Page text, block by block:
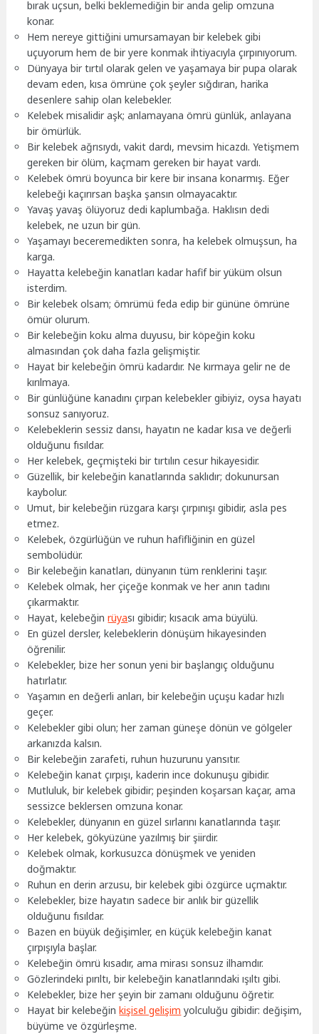
bırak uçsun, belki beklemediğin bir anda gelip omzuna
konar.
Hem nereye gittiğini umursamayan bir kelebek gibi
uçuyorum hem de bir yere konmak ihtiyacıyla çırpınıyorum.
Dünyaya bir tırtıl olarak gelen ve yaşamaya bir pupa olarak
devam eden, kısa ömrüne çok şeyler sığdıran, harika
desenlere sahip olan kelebekler.
Kelebek misalidir aşk; anlamayana ömrü günlük, anlayana
bir ömürlük.
Bir kelebek ağrısıydı, vakit dardı, mevsim hicazdı. Yetişmem
gereken bir ölüm, kaçmam gereken bir hayat vardı.
Kelebek ömrü boyunca bir kere bir insana konarmış. Eğer
kelebeği kaçırırsan başka şansın olmayacaktır.
Yavaş yavaş ölüyoruz dedi kaplumbağa. Haklısın dedi
kelebek, ne uzun bir gün.
Yaşamayı beceremedikten sonra, ha kelebek olmuşsun, ha
karga.
Hayatta kelebeğin kanatları kadar hafif bir yüküm olsun
isterdim.
Bir kelebek olsam; ömrümü feda edip bir gününe ömrüne
ömür olurum.
Bir kelebeğin koku alma duyusu, bir köpeğin koku
almasından çok daha fazla gelişmiştir.
Hayat bir kelebeğin ömrü kadardır. Ne kırmaya gelir ne de
kırılmaya.
Bir günlüğüne kanadını çırpan kelebekler gibiyiz, oysa hayatı
sonsuz sanıyoruz.
Kelebeklerin sessiz dansı, hayatın ne kadar kısa ve değerli
olduğunu fısıldar.
Her kelebek, geçmişteki bir tırtılın cesur hikayesidir.
Güzellik, bir kelebeğin kanatlarında saklıdır; dokunursan
kaybolur.
Umut, bir kelebeğin rüzgara karşı çırpınışı gibidir, asla pes
etmez.
Kelebek, özgürlüğün ve ruhun hafifliğinin en güzel
sembolüdür.
Bir kelebeğin kanatları, dünyanın tüm renklerini taşır.
Kelebek olmak, her çiçeğe konmak ve her anın tadını
çıkarmaktır.
Hayat, kelebeğinrüyası gibidir; kısacık ama büyülü.
En güzel dersler, kelebeklerin dönüşüm hikayesinden
öğrenilir.
Kelebekler, bize her sonun yeni bir başlangıç olduğunu
hatırlatır.
Yaşamın en değerli anları, bir kelebeğin uçuşu kadar hızlı
geçer.
Kelebekler gibi olun; her zaman güneşe dönün ve gölgeler
arkanızda kalsın.
Bir kelebeğin zarafeti, ruhun huzurunu yansıtır.
Kelebeğin kanat çırpışı, kaderin ince dokunuşu gibidir.
Mutluluk, bir kelebek gibidir; peşinden koşarsan kaçar, ama
sessizce beklersen omzuna konar.
Kelebekler, dünyanın en güzel sırlarını kanatlarında taşır.
Her kelebek, gökyüzüne yazılmış bir şiirdir.
Kelebek olmak, korkusuzca dönüşmek ve yeniden
doğmaktır.
Ruhun en derin arzusu, bir kelebek gibi özgürce uçmaktır.
Kelebekler, bize hayatın sadece bir anlık bir güzellik
olduğunu fısıldar.
Bazen en büyük değişimler, en küçük kelebeğin kanat
çırpışıyla başlar.
Kelebeğin ömrü kısadır, ama mirası sonsuz ilhamdır.
Gözlerindeki pırıltı, bir kelebeğin kanatlarındaki ışıltı gibi.
Kelebekler, bize her şeyin bir zamanı olduğunu öğretir.
Hayat bir kelebeğinkişisel gelişim yolculuğu gibidir: değişim,
büyüme ve özgürleşme.